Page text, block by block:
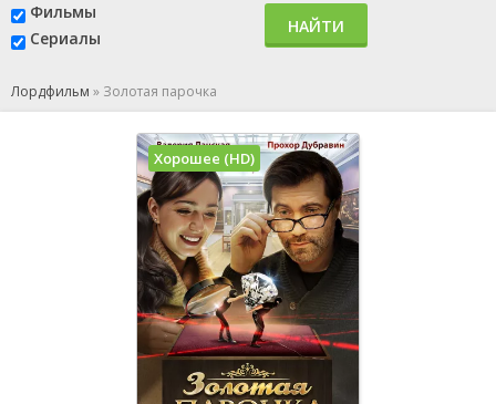
Фильмы
Сериалы
НАЙТИ
Лордфильм » Золотая парочка
Хорошее (HD)